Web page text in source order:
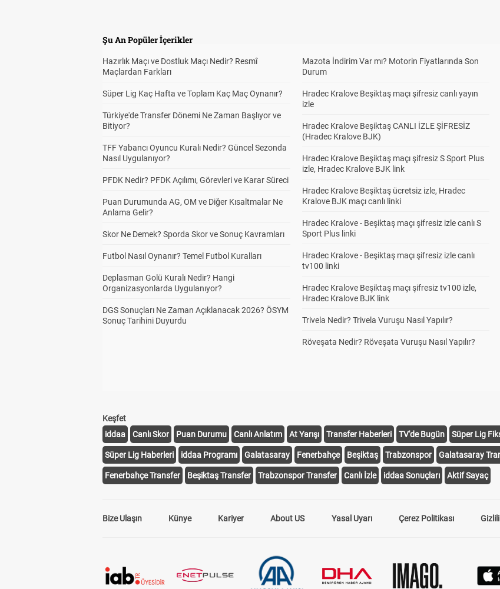
Şu An Popüler İçerikler
Hazırlık Maçı ve Dostluk Maçı Nedir? Resmî
Maçlardan Farkları
Süper Lig Kaç Hafta ve Toplam Kaç Maç Oynanır?
Türkiye'de Transfer Dönemi Ne Zaman Başlıyor ve
Bitiyor?
TFF Yabancı Oyuncu Kuralı Nedir? Güncel Sezonda
Nasıl Uygulanıyor?
PFDK Nedir? PFDK Açılımı, Görevleri ve Karar Süreci
Puan Durumunda AG, OM ve Diğer Kısaltmalar Ne
Anlama Gelir?
Skor Ne Demek? Sporda Skor ve Sonuç Kavramları
Futbol Nasıl Oynanır? Temel Futbol Kuralları
Deplasman Golü Kuralı Nedir? Hangi
Organizasyonlarda Uygulanıyor?
DGS Sonuçları Ne Zaman Açıklanacak 2026? ÖSYM
Sonuç Tarihini Duyurdu
Mazota İndirim Var mı? Motorin Fiyatlarında Son
Durum
Hradec Kralove Beşiktaş maçı şifresiz canlı yayın
izle
Hradec Kralove Beşiktaş CANLI İZLE ŞİFRESİZ
(Hradec Kralove BJK)
Hradec Kralove Beşiktaş maçı şifresiz S Sport Plus
izle, Hradec Kralove BJK link
Hradec Kralove Beşiktaş ücretsiz izle, Hradec
Kralove BJK maçı canlı linki
Hradec Kralove - Beşiktaş maçı şifresiz izle canlı S
Sport Plus linki
Hradec Kralove - Beşiktaş maçı şifresiz izle canlı
tv100 linki
Hradec Kralove Beşiktaş maçı şifresiz tv100 izle,
Hradec Kralove BJK link
Trivela Nedir? Trivela Vuruşu Nasıl Yapılır?
Röveşata Nedir? Röveşata Vuruşu Nasıl Yapılır?
Keşfet
iddaa
Canlı Skor Puan Durumu Canlı Anlatım At Yarışı Transfer Haberleri TV'de Bugün Süper Lig
Süper Lig Haberleri iddaa Programı Galatasaray Fenerbahçe Beşiktaş Trabzonspor Galatasaray
Fenerbahçe Transfer Beşiktaş Transfer Trabzonspor Transfer Canlı İzle iddaa Sonuçları Aktif Sayaç
Bize Ulaşın Künye Kariyer About US Yasal Uyarı Çerez Politikası